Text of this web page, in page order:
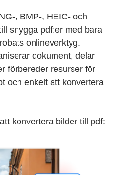
, BMP-, HEIC- och
snygga pdf:er med bara
onlineverktyg.
dokument, delar
förbereder resurser för
och enkelt att konvertera
konvertera bilder till pdf: